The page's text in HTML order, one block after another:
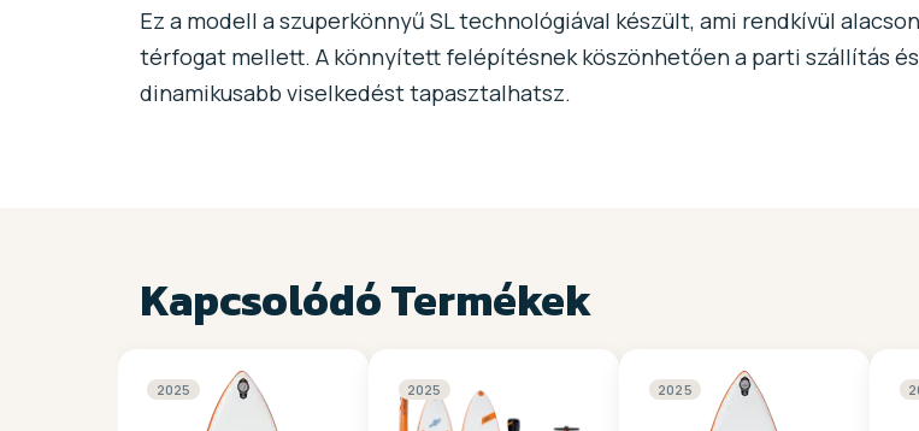
Ez a modell a szuperkönnyű SL technológiával készült, ami rendkívül
térfogat mellett. A könnyített felépítésnek köszönhetően a parti szállítás
dinamikusabb viselkedést tapasztalhatsz.
Kapcsolódó Termékek
2025 2025 2025